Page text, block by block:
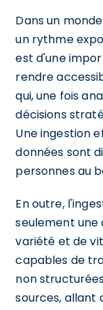
Dans un
un rythme
est d'une
rendre
qui, une fois
décisions
Une ingestion
données sont
personnes au
En outre,
seulement une
variété et de
capables de
non
sources, allant